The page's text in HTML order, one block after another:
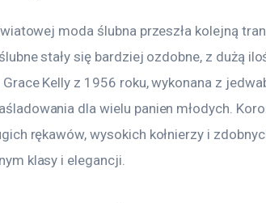
moda ślubna przeszła kolejną
stały się bardziej ozdobne, z dużą
Kelly z 1956 roku, wykonana z
dla wielu panien młodych.
rękawów, wysokich kołnierzy i
klasy i elegancji.